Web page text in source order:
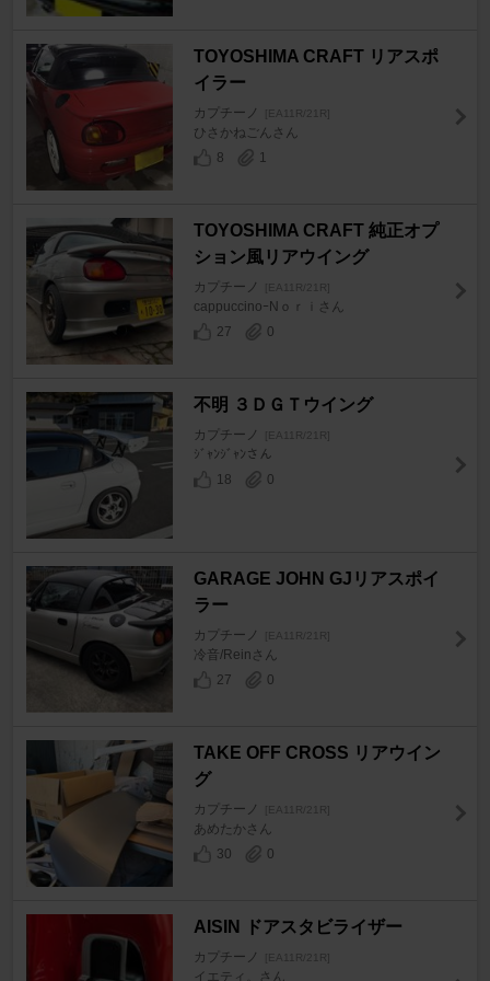
TOYOSHIMA CRAFT リアスポ
イラー
カプチーノ [EA11R/21R]
ひさかねごんさん
8
1
TOYOSHIMA CRAFT 純正オプ
ション風リアウイング
カプチーノ [EA11R/21R]
cappuccinoｰNｏｒｉさん
27
0
不明 ３ＤＧＴウイング
カプチーノ [EA11R/21R]
ｼﾞｬﾝｼﾞｬﾝさん
18
0
GARAGE JOHN GJリアスポイ
ラー
カプチーノ [EA11R/21R]
冷音/Reinさん
27
0
TAKE OFF CROSS リアウイン
グ
カプチーノ [EA11R/21R]
あめたかさん
30
0
AISIN ドアスタビライザー
カプチーノ [EA11R/21R]
イエティ。さん